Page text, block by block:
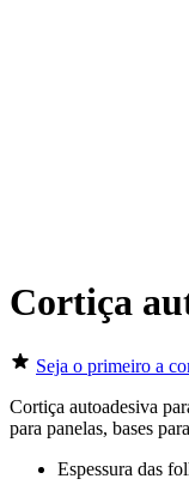
Cortiça
Seja o primeiro a
Cortiça autoadesiva
para panelas, bases
Espessura das